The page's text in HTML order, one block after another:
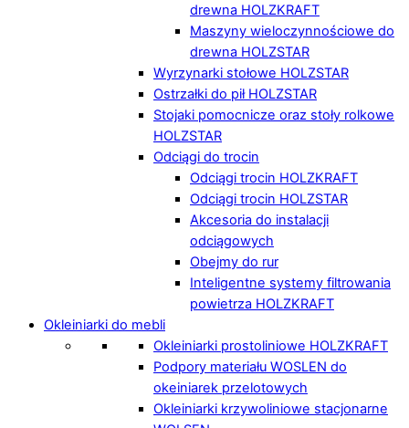
drewna HOLZKRAFT
Maszyny wieloczynnościowe do
drewna HOLZSTAR
Wyrzynarki stołowe HOLZSTAR
Ostrzałki do pił HOLZSTAR
Stojaki pomocnicze oraz stoły rolkowe
HOLZSTAR
Odciągi do trocin
Odciągi trocin HOLZKRAFT
Odciągi trocin HOLZSTAR
Akcesoria do instalacji
odciągowych
Obejmy do rur
Inteligentne systemy filtrowania
powietrza HOLZKRAFT
Okleiniarki do mebli
Okleiniarki prostoliniowe HOLZKRAFT
Podpory materiału WOSLEN do
okeiniarek przelotowych
Okleiniarki krzywoliniowe stacjonarne